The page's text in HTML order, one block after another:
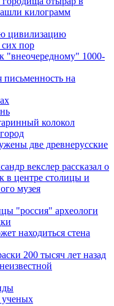
килограмм
цивилизацию
пор
"внеочередному" 1000-
на
колокол
две древнерусские
векслер рассказал о
в центре столицы и
музея
"россия" археологи
находиться стена
200 тысяч лет назад
ученых